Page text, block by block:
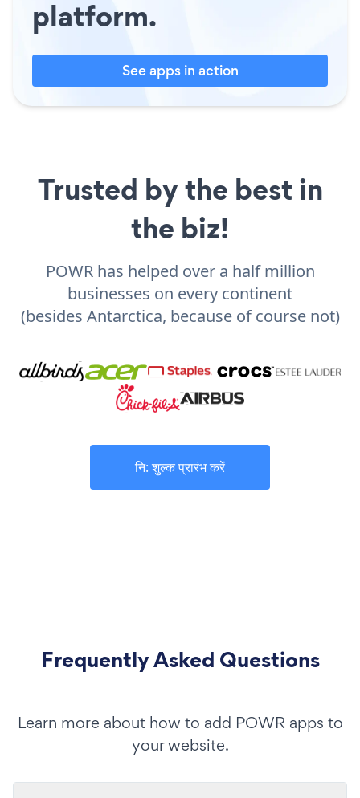
platform.
See apps in action
Trusted by the best in
the biz!
POWR has helped over a half million
businesses on every continent
(besides Antarctica, because of course not)
नि: शुल्क प्रारंभ करें
Frequently Asked Questions
Learn more about how to add POWR apps to
your website.